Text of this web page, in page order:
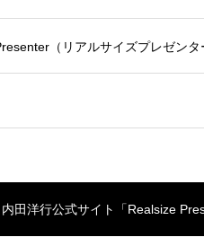
（リアルサイズプレゼンタ
内田洋行公式サイト「Realsize